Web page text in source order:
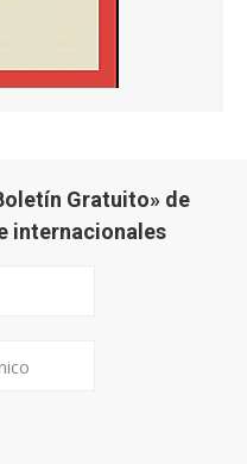
Gratuito» de
internacionales